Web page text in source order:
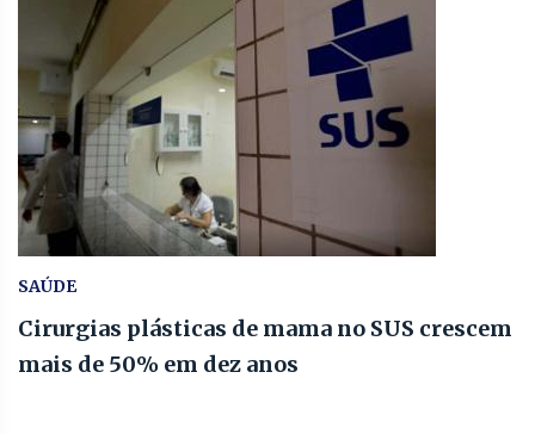
SAÚDE
Cirurgias plásticas de mama no SUS crescem
mais de 50% em dez anos